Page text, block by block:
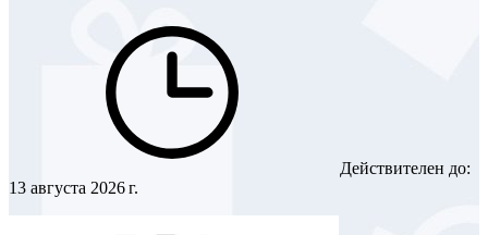
Действителен до:
13 августа 2026 г.